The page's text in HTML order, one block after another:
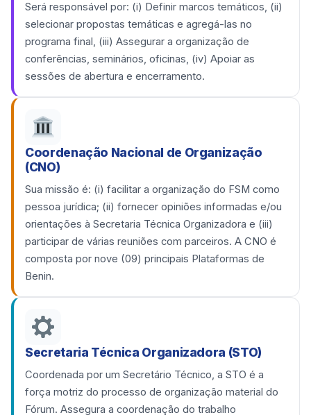
Será responsável por: (i) Definir marcos temáticos, (ii)
selecionar propostas temáticas e agregá-las no
programa final, (iii) Assegurar a organização de
conferências, seminários, oficinas, (iv) Apoiar as
sessões de abertura e encerramento.
Coordenação Nacional de Organização
(CNO)
Sua missão é: (i) facilitar a organização do FSM como
pessoa jurídica; (ii) fornecer opiniões informadas e/ou
orientações à Secretaria Técnica Organizadora e (iii)
participar de várias reuniões com parceiros. A CNO é
composta por nove (09) principais Plataformas de
Benin.
Secretaria Técnica Organizadora (STO)
Coordenada por um Secretário Técnico, a STO é a
força motriz do processo de organização material do
Fórum. Assegura a coordenação do trabalho